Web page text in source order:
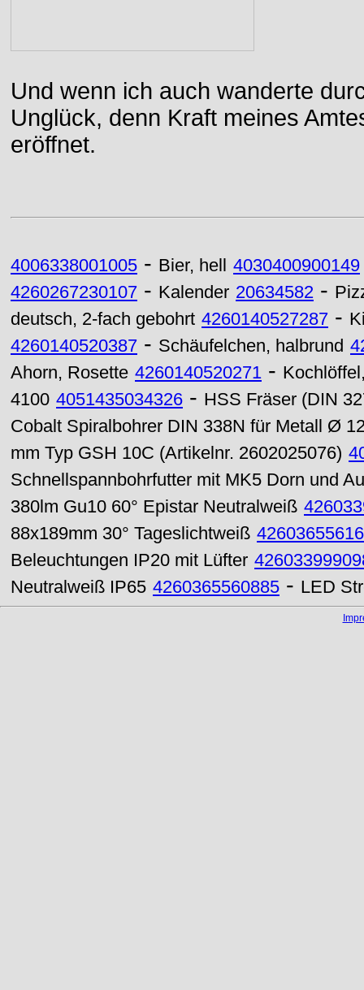
Und wenn ich auch wanderte
Unglück, denn Kraft meines
eröffnet.
4006338001005 - Bier, hell 4030400900149
4260267230107 - Kalender 20634582 -
deutsch, 2-fach gebohrt 4260140527287 -
4260140520387 - Schäufelchen, halbrund
Ahorn, Rosette 4260140520271 -
4100 4051435034326 - HSS Fräser (DIN
Cobalt Spiralbohrer DIN 338N für Metall Ø
mm Typ GSH 10C (Artikelnr. 2602025076)
Schnellspannbohrfutter mit MK5 Dorn und
380lm Gu10 60° Epistar Neutralweiß
88x189mm 30° Tageslichtweiß
Beleuchtungen IP20 mit Lüfter
Neutralweiß IP65 4260365560885 - LED